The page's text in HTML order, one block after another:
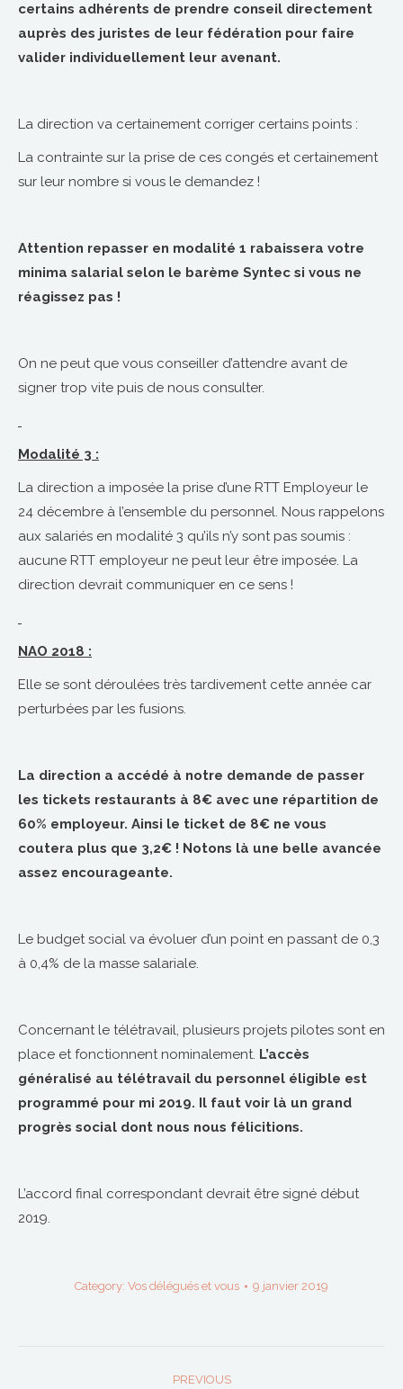
certains adhérents de prendre conseil directement
auprès des juristes de leur fédération pour faire
valider individuellement leur avenant.
La direction va certainement corriger certains points :
La contrainte sur la prise de ces congés et certainement
sur leur nombre si vous le demandez !
Attention repasser en modalité 1 rabaissera votre
minima salarial selon le barème Syntec si vous ne
réagissez pas !
On ne peut que vous conseiller d’attendre avant de
signer trop vite puis de nous consulter.
Modalité 3 :
La direction a imposée la prise d’une RTT Employeur le
24 décembre à l’ensemble du personnel. Nous rappelons
aux salariés en modalité 3 qu’ils n’y sont pas soumis :
aucune RTT employeur ne peut leur être imposée. La
direction devrait communiquer en ce sens !
NAO 2018 :
Elle se sont déroulées très tardivement cette année car
perturbées par les fusions.
La direction a accédé à notre demande de passer
les tickets restaurants à 8€ avec une répartition de
60% employeur. Ainsi le ticket de 8€ ne vous
coutera plus que 3,2€ ! Notons là une belle avancée
assez encourageante.
Le budget social va évoluer d’un point en passant de 0,3
à 0,4% de la masse salariale.
Concernant le télétravail, plusieurs projets pilotes sont en
place et fonctionnent nominalement. L’accès
généralisé au télétravail du personnel éligible est
programmé pour mi 2019. Il faut voir là un grand
progrès social dont nous nous félicitions.
L’accord final correspondant devrait être signé début
2019.
Category: Vos délégués et vous 9 janvier 2019
PREVIOUS